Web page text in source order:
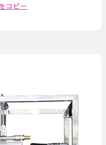
コピー